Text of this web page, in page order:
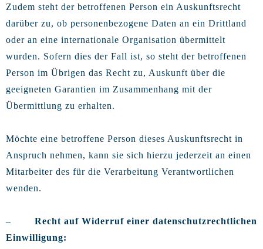
Zudem steht der betroffenen Person ein Auskunftsrecht
darüber zu, ob personenbezogene Daten an ein Drittland
oder an eine internationale Organisation übermittelt
wurden. Sofern dies der Fall ist, so steht der betroffenen
Person im Übrigen das Recht zu, Auskunft über die
geeigneten Garantien im Zusammenhang mit der
Übermittlung zu erhalten.
Möchte eine betroffene Person dieses Auskunftsrecht in
Anspruch nehmen, kann sie sich hierzu jederzeit an einen
Mitarbeiter des für die Verarbeitung Verantwortlichen
wenden.
– Recht auf Widerruf einer datenschutzrechtlichen
Einwilligung: